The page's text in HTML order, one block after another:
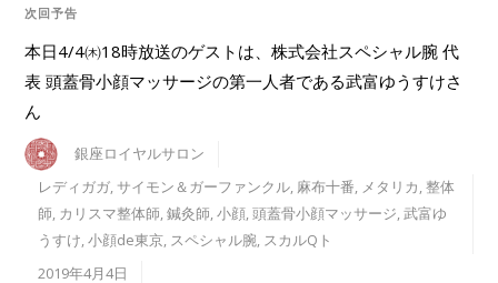
次回予告
本日4/4㈭18時放送のゲストは、株式会社スペシャル腕 代
表 頭蓋骨小顔マッサージの第一人者である武富ゆうすけさ
ん
銀座ロイヤルサロン
レディガガ,サイモン＆ガーファンクル, 麻布十番, メタリカ,整体
師, カリスマ整体師,鍼灸師,小顔,頭蓋骨小顔マッサージ,武富ゆ
うすけ,小顔de東京, スペシャル腕, スカルQト
2019年4月4日